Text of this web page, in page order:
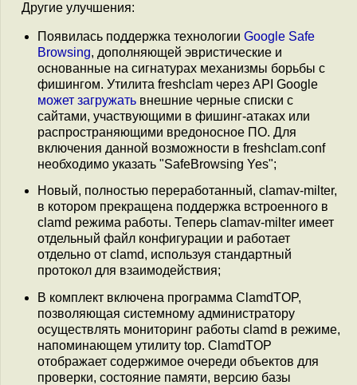
Другие улучшения:
Появилась поддержка технологии Google Safe
Browsing, дополняющей эвристические и
основанные на сигнатурах механизмы борьбы с
фишингом. Утилита freshclam через API Google
может загружать внешние черные списки с
сайтами, участвующими в фишинг-атаках или
распространяющими вредоносное ПО. Для
включения данной возможности в freshclam.conf
необходимо указать "SafeBrowsing Yes";
Новый, полностью переработанный, clamav-milter,
в котором прекращена поддержка встроенного в
clamd режима работы. Теперь clamav-milter имеет
отдельный файл конфигурации и работает
отдельно от clamd, используя стандартный
протокол для взаимодействия;
В комплект включена программа ClamdTOP,
позволяющая системному администратору
осуществлять мониторинг работы clamd в режиме,
напоминающем утилиту top. ClamdTOP
отображает содержимое очереди объектов для
проверки, состояние памяти, версию базы